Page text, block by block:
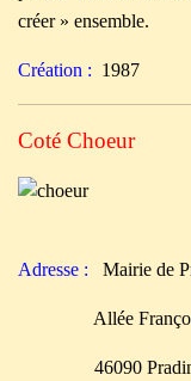
créer » ensemble.
Création : 1987
Coté Choeur
Adresse : Mairie de
Allée
46090